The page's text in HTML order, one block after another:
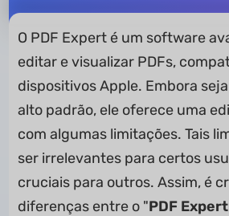
O PDF Expert é um software
editar e visualizar PDFs,
dispositivos Apple. Embora
alto padrão, ele oferece uma
com algumas limitações. Tais
ser irrelevantes para certos
cruciais para outros. Assim, é
diferenças entre o "PDF